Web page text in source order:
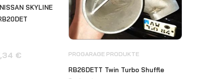
SKYLINE
€ PROGARAGE PRODUKTE
RB26DETT Twin Turbo Shuffle